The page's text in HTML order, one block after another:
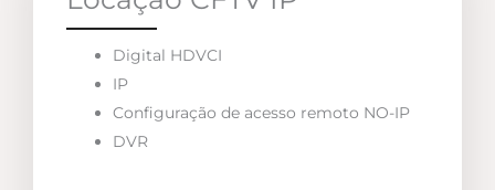
Digital HDVCI
IP
Configuração de acesso remoto NO-IP
DVR